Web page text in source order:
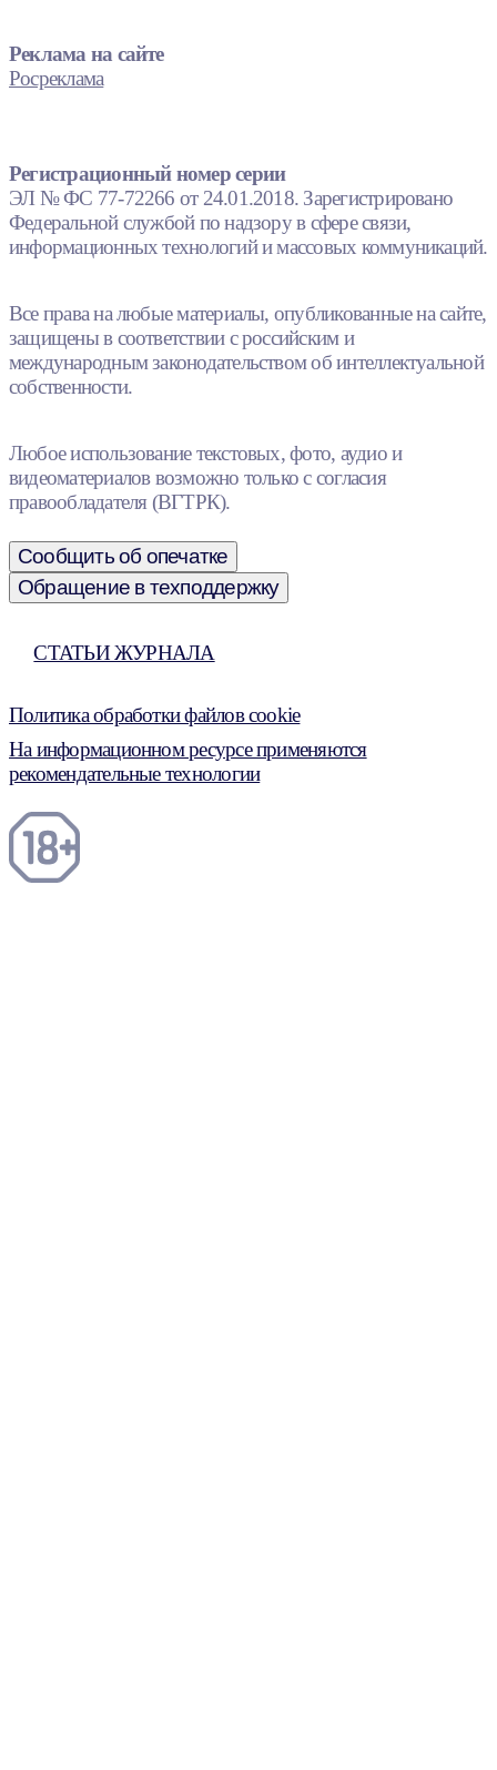
Реклама на сайте
Росреклама
Регистрационный номер серии
ЭЛ № ФС 77-72266 от 24.01.2018. Зарегистрировано
Федеральной службой по надзору в сфере связи,
информационных технологий и массовых коммуникаций.
Все права на любые материалы, опубликованные на сайте,
защищены в соответствии с российским и
международным законодательством об интеллектуальной
собственности.
Любое использование текстовых, фото, аудио и
видеоматериалов возможно только с согласия
правообладателя (ВГТРК).
Сообщить об опечатке
Обращение в техподдержку
СТАТЬИ ЖУРНАЛА
Политика обработки файлов cookie
На информационном ресурсе применяются
рекомендательные технологии